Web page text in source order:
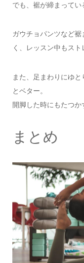
でも、裾が締まってい
ガウチョパンツなど
く、レッスン中もスト
また、足まわりにゆ
とベター。
開脚した時にもたつか
まとめ